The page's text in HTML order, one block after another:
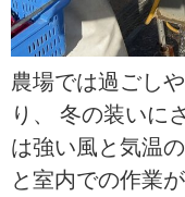
農場では過ごし
り、 冬の装いに
は強い風と気温
と室内での作業